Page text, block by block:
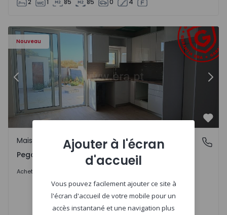
2 1 85 85 0 4
Nouveau
Maison T2 Abrantes, Pego - 1575171 - 9
Précédent
Pego, Abrantes
Maison
Pego, Abrantes
Acheter
Ajouter à l'écran
d'accueil
Vous pouvez facilement ajouter ce site à
l'écran d'accueil de votre mobile pour un
accès instantané et une navigation plus